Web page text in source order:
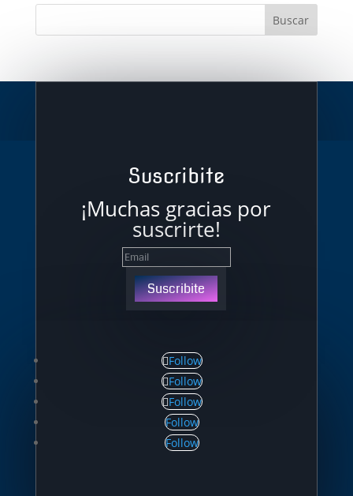
Suscribite
¡Muchas gracias por
suscrirte!
Suscribite
Follow
Follow
Follow
Follow
Follow